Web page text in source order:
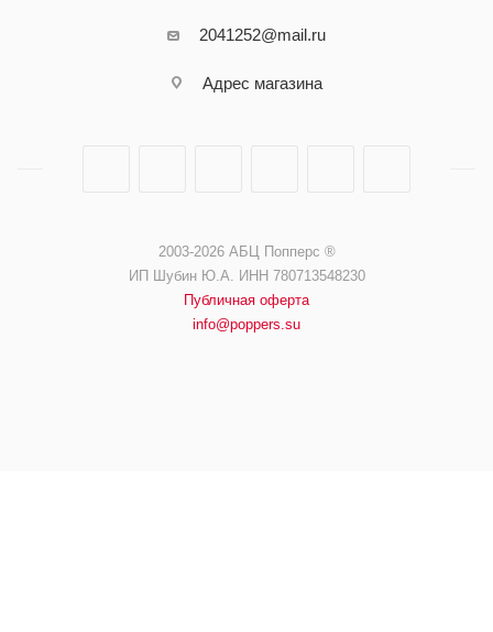
2041252@mail.ru
Адрес магазина
2003-2026 АБЦ Попперс ®️️
ИП Шубин Ю.А. ИНН 780713548230
Публичная оферта
info@poppers.su